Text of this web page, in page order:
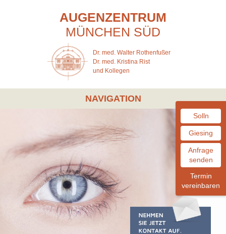
AUGENZENTRUM
MÜNCHEN SÜD
Dr. med. Walter Rothenfußer
Dr. med. Kristina Rist
und Kollegen
NAVIGATION
Solln
Giesing
Anfrage
senden
Termin
vereinbaren